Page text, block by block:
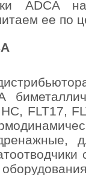
ADCA
ее по
FLT17,